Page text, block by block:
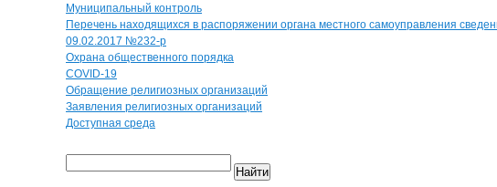
Муниципальный контроль
Перечень находящихся в распоряжении органа местного самоуправления
09.02.2017 №232-р
Охрана общественного порядка
COVID-19
Обращение религиозных организаций
Заявления религиозных организаций
Доступная среда
Найти